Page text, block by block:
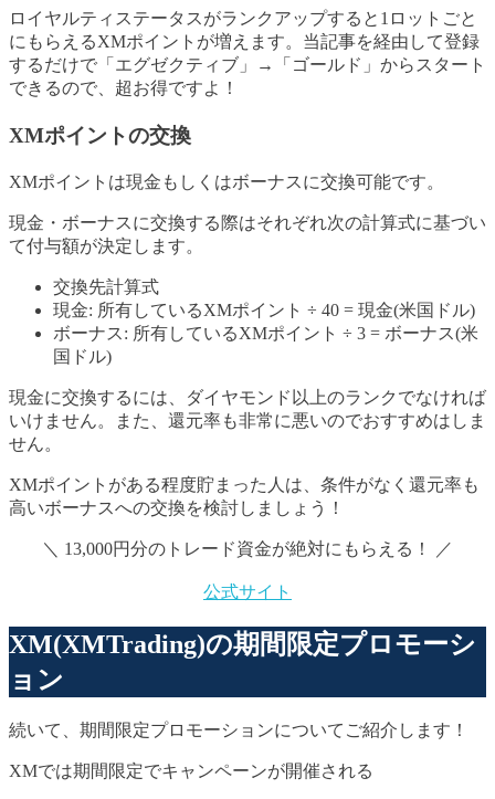
ロイヤルティステータスがランクアップすると1ロットごと
にもらえるXMポイントが増えます。当記事を経由して登録
するだけで「エグゼクティブ」→「ゴールド」からスタート
できるので、超お得ですよ！
XMポイントの交換
XMポイントは現金もしくはボーナスに交換可能です。
現金・ボーナスに交換する際はそれぞれ次の計算式に基づい
て付与額が決定します。
交換先計算式
現金: 所有しているXMポイント ÷ 40 = 現金(米国ドル)
ボーナス: 所有しているXMポイント ÷ 3 = ボーナス(米
国ドル)
現金に交換するには、ダイヤモンド以上のランクでなければ
いけません。また、還元率も非常に悪いのでおすすめはしま
せん。
XMポイントがある程度貯まった人は、条件がなく還元率も
高いボーナスへの交換を検討しましょう！
＼ 13,000円分のトレード資金が絶対にもらえる！ ／
公式サイト
XM(XMTrading)の期間限定プロモーシ
ョン
続いて、期間限定プロモーションについてご紹介します！
XMでは期間限定でキャンペーンが開催される